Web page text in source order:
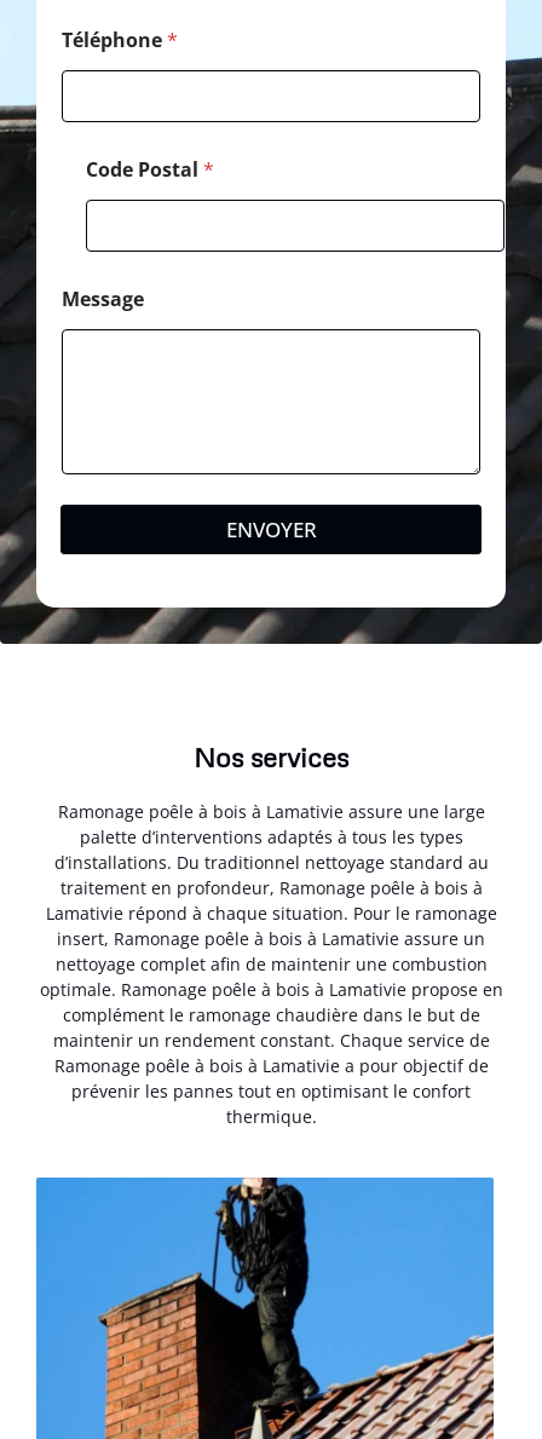
t
Téléphone*
Code Postal *
Message
ENVOYER
Nos services
Ramonage poêle à bois à Lamativie assure une large
palette d’interventions adaptés à tous les types
d’installations. Du traditionnel nettoyage standard au
traitement en profondeur, Ramonage poêle à bois à
Lamativie répond à chaque situation. Pour le ramonage
insert, Ramonage poêle à bois à Lamativie assure un
nettoyage complet afin de maintenir une combustion
optimale. Ramonage poêle à bois à Lamativie propose en
complément le ramonage chaudière dans le but de
maintenir un rendement constant. Chaque service de
Ramonage poêle à bois à Lamativie a pour objectif de
prévenir les pannes tout en optimisant le confort
thermique.